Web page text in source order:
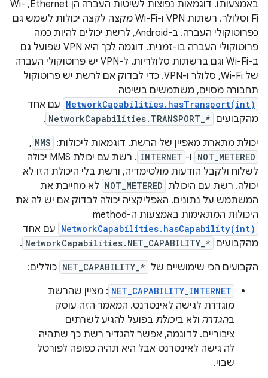
באמצעותו. דוגמאות נפוצות לשיטות העברה הן Ethernet,‏ Wi-
Fi וסלולר. רשתות VPN ו-Wi-Fi מקצה לקצה יכולות לשמש גם
כפרוטוקולי העברה. ב-Android, לרשת יכולים להיות כמה
פרוטוקולי העברה בו-זמנית. דוגמה לכך היא VPN שפועל גם
ב-Wi-Fi וגם ברשתות סלולריות. ל-VPN יש פרוטוקולי העברה
של Wi-Fi, סלולר ו-VPN. כדי לבדוק אם לרשת יש פרוטוקול
תחבורה מסוים, משתמשים בשיטה
NetworkCapabilities.hasTransport(int) עם אחד
מהקבועים NetworkCapabilities.TRANSPORT_*
.
יכולת מתארת מאפיין של הרשת. דוגמאות ליכולות: MMS
,
NOT_METERED ו- INTERNET
. רשת עם יכולת MMS יכולה
לשלוח ולקבל הודעות מולטימדיה, ורשת בלי היכולת הזו לא
יכולה. רשת עם היכולת NOT_METERED לא מחייבת את
המשתמש על נתונים. האפליקציה יכולה לבדוק אם יש לה את
היכולות המתאימות באמצעות ה-method‏
NetworkCapabilities.hasCapability(int) עם אחד
מהקבועים NetworkCapabilities.NET_CAPABILITY_*
.
הקבועים הכי שימושיים של NET_CAPABILITY_* כוללים:
NET_CAPABILITY_INTERNET : מציין שהרשת
מוגדרת לגישה לאינטרנט. המאמר הזה עוסק
בהגדרה ולא ביכולת בפועל להגיע לשרתים
ציבוריים. לדוגמה, אפשר להגדיר רשת כך שתהיה
לה גישה לאינטרנט אבל היא תהיה כפופה לפורטל
שבוי.